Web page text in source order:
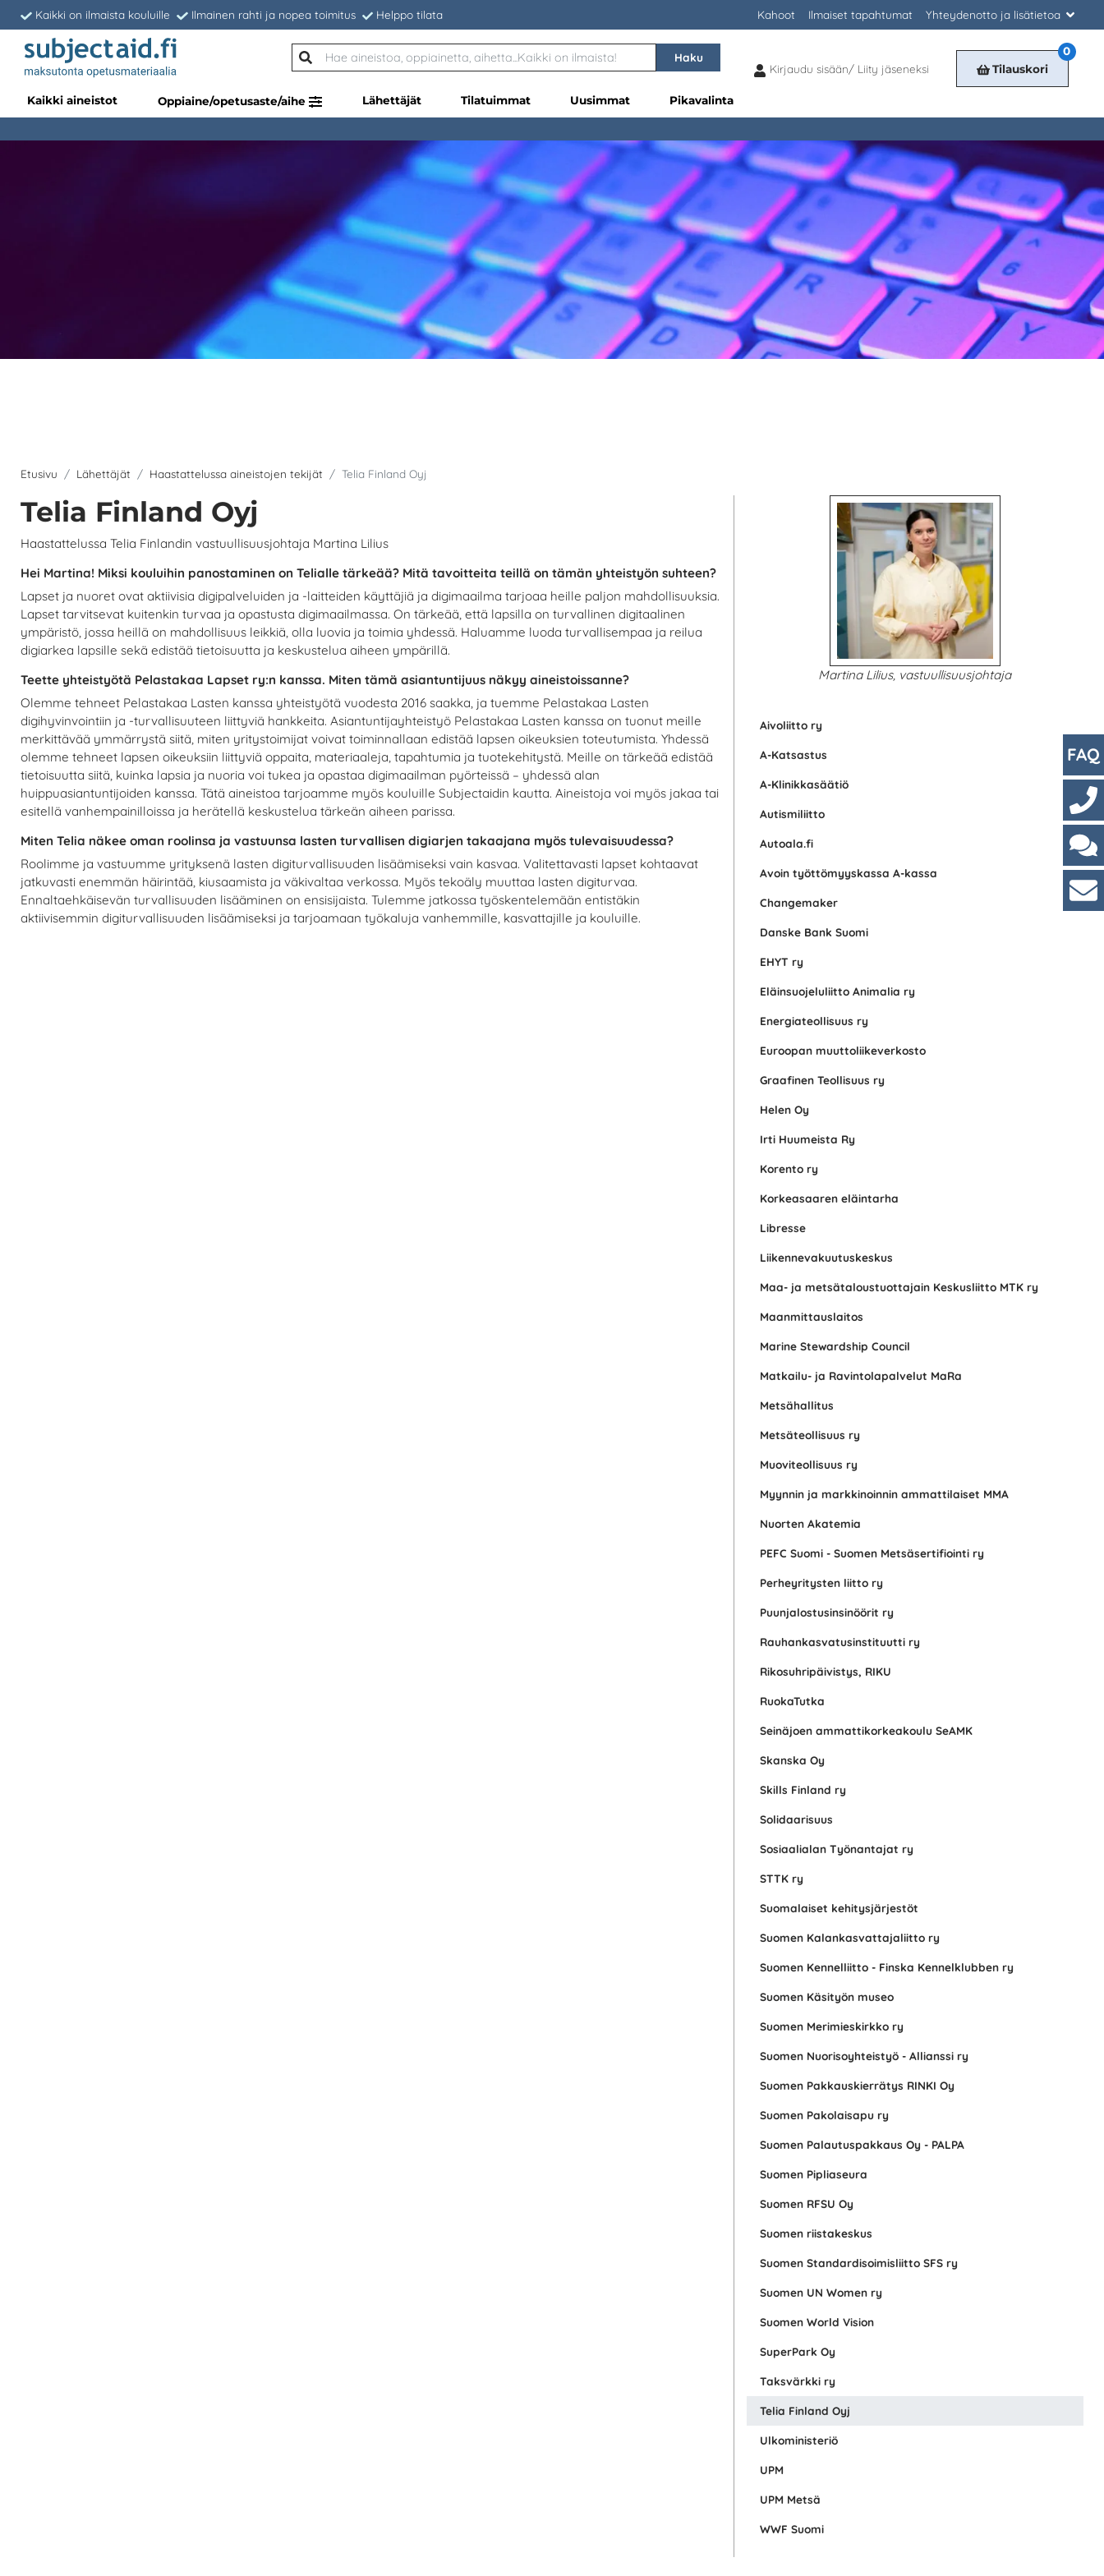
Kirjaudu sisään/ Liity jäseneksi
Liity
Kaikki on ilmaista kouluille Ilmainen rahti ja nopea toimitus Helppo tilata Kahoot Ilmaiset tapahtumat Yhteydenotto ja lisätietoa
Haku
Tilauskori
0
Kaikki aineistot Oppiaine/opetusaste/aihe Lähettäjät Tilatuimmat Uusimmat Pikavalinta
Etusivu Lähettäjät Haastattelussa aineistojen tekijät Telia Finland Oyj
Telia Finland Oyj
Haastattelussa Telia Finlandin vastuullisuusjohtaja Martina Lilius
Hei Martina! Miksi kouluihin panostaminen on Telialle tärkeää? Mitä tavoitteita teillä on tämän yhteistyön suhteen?
Lapset ja nuoret ovat aktiivisia digipalveluiden ja -laitteiden käyttäjiä ja digimaailma tarjoaa heille paljon mahdollisuuksia.
Lapset tarvitsevat kuitenkin turvaa ja opastusta digimaailmassa. On tärkeää, että lapsilla on turvallinen digitaalinen
ympäristö, jossa heillä on mahdollisuus leikkiä, olla luovia ja toimia yhdessä. Haluamme luoda turvallisempaa ja reilua
digiarkea lapsille sekä edistää tietoisuutta ja keskustelua aiheen ympärillä.
Teette yhteistyötä Pelastakaa Lapset ry:n kanssa. Miten tämä asiantuntijuus näkyy aineistoissanne?
Olemme tehneet Pelastakaa Lasten kanssa yhteistyötä vuodesta 2016 saakka, ja tuemme Pelastakaa Lasten
digihyvinvointiin ja -turvallisuuteen liittyviä hankkeita. Asiantuntijayhteistyö Pelastakaa Lasten kanssa on tuonut meille
merkittävää ymmärrystä siitä, miten yritystoimijat voivat toiminnallaan edistää lapsen oikeuksien toteutumista. Yhdessä
olemme tehneet lapsen oikeuksiin liittyviä oppaita, materiaaleja, tapahtumia ja tuotekehitystä. Meille on tärkeää edistää
tietoisuutta siitä, kuinka lapsia ja nuoria voi tukea ja opastaa digimaailman pyörteissä – yhdessä alan
huippuasiantuntijoiden kanssa. Tätä aineistoa tarjoamme myös kouluille Subjectaidin kautta. Aineistoja voi myös jakaa tai
esitellä vanhempainilloissa ja herätellä keskustelua tärkeän aiheen parissa.
Miten Telia näkee oman roolinsa ja vastuunsa lasten turvallisen digiarjen takaajana myös tulevaisuudessa?
Roolimme ja vastuumme yrityksenä lasten digiturvallisuuden lisäämiseksi vain kasvaa. Valitettavasti lapset kohtaavat
jatkuvasti enemmän häirintää, kiusaamista ja väkivaltaa verkossa. Myös tekoäly muuttaa lasten digiturvaa.
Ennaltaehkäisevän turvallisuuden lisääminen on ensisijaista. Tulemme jatkossa työskentelemään entistäkin
aktiivisemmin digiturvallisuuden lisäämiseksi ja tarjoamaan työkaluja vanhemmille, kasvattajille ja kouluille.
Martina Lilius, vastuullisuusjohtaja
Aivoliitto ry
A-Katsastus
A-Klinikkasäätiö
Autismiliitto
Autoala.fi
Avoin työttömyyskassa A-kassa
Changemaker
Danske Bank Suomi
EHYT ry
Eläinsuojeluliitto Animalia ry
Energiateollisuus ry
Euroopan muuttoliikeverkosto
Graafinen Teollisuus ry
Helen Oy
Irti Huumeista Ry
Korento ry
Korkeasaaren eläintarha
Libresse
Liikennevakuutuskeskus
Maa- ja metsätaloustuottajain Keskusliitto MTK ry
Maanmittauslaitos
Marine Stewardship Council
Matkailu- ja Ravintolapalvelut MaRa
Metsähallitus
Metsäteollisuus ry
Muoviteollisuus ry
Myynnin ja markkinoinnin ammattilaiset MMA
Nuorten Akatemia
PEFC Suomi - Suomen Metsäsertifiointi ry
Perheyritysten liitto ry
Puunjalostusinsinöörit ry
Rauhankasvatusinstituutti ry
Rikosuhripäivistys, RIKU
RuokaTutka
Seinäjoen ammattikorkeakoulu SeAMK
Skanska Oy
Skills Finland ry
Solidaarisuus
Sosiaalialan Työnantajat ry
STTK ry
Suomalaiset kehitysjärjestöt
Suomen Kalankasvattajaliitto ry
Suomen Kennelliitto - Finska Kennelklubben ry
Suomen Käsityön museo
Suomen Merimieskirkko ry
Suomen Nuorisoyhteistyö - Allianssi ry
Suomen Pakkauskierrätys RINKI Oy
Suomen Pakolaisapu ry
Suomen Palautuspakkaus Oy - PALPA
Suomen Pipliaseura
Suomen RFSU Oy
Suomen riistakeskus
Suomen Standardisoimisliitto SFS ry
Suomen UN Women ry
Suomen World Vision
SuperPark Oy
Taksvärkki ry
Telia Finland Oyj
Ulkoministeriö
UPM
UPM Metsä
WWF Suomi
FAQ